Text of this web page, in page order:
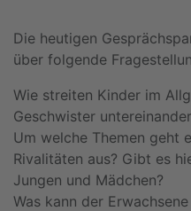
Die heutigen
über folgende
Wie streiten Kinder im
Geschwister
Um welche Themen geht
Rivalitäten aus? Gibt es
Jungen und Mädchen?
Was kann der